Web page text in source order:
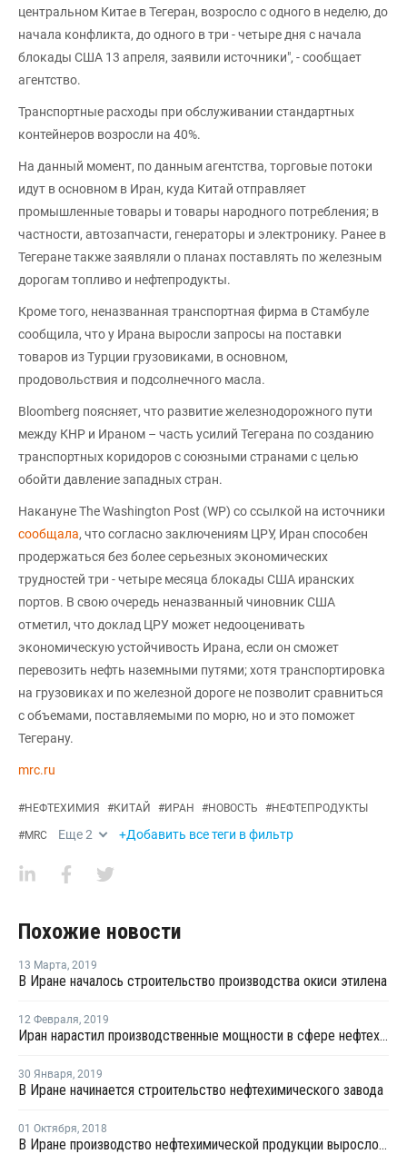
центральном Китае в Тегеран, возросло с одного в неделю, до
начала конфликта, до одного в три - четыре дня с начала
блокады США 13 апреля, заявили источники", - сообщает
агентство.
Транспортные расходы при обслуживании стандартных
контейнеров возросли на 40%.
На данный момент, по данным агентства, торговые потоки
идут в основном в Иран, куда Китай отправляет
промышленные товары и товары народного потребления; в
частности, автозапчасти, генераторы и электронику. Ранее в
Тегеране также заявляли о планах поставлять по железным
дорогам топливо и нефтепродукты.
Кроме того, неназванная транспортная фирма в Стамбуле
сообщила, что у Ирана выросли запросы на поставки
товаров из Турции грузовиками, в основном,
продовольствия и подсолнечного масла.
Bloomberg поясняет, что развитие железнодорожного пути
между КНР и Ираном – часть усилий Тегерана по созданию
транспортных коридоров с союзными странами с целью
обойти давление западных стран.
Накануне The Washington Post (WP) со ссылкой на источники
сообщала, что согласно заключениям ЦРУ, Иран способен
продержаться без более серьезных экономических
трудностей три - четыре месяца блокады США иранских
портов. В свою очередь неназванный чиновник США
отметил, что доклад ЦРУ может недооценивать
экономическую устойчивость Ирана, если он сможет
перевозить нефть наземными путями; хотя транспортировка
на грузовиках и по железной дороге не позволит сравниться
с объемами, поставляемыми по морю, но и это поможет
Тегерану.
mrc.ru
#НЕФТЕХИМИЯ #КИТАЙ #ИРАН #НОВОСТЬ #НЕФТЕПРОДУКТЫ
#MRC Еще2 +Добавить все теги в фильтр
Похожие новости
13 Марта, 2019
В Иране началось строительство производства окиси этилена
12 Февраля, 2019
Иран нарастил производственные мощности в сфере нефтехимии на 8,58 млн тонн
30 Января, 2019
В Иране начинается строительство нефтехимического завода
01 Октября, 2018
В Иране производство нефтехимической продукции выросло на 24%